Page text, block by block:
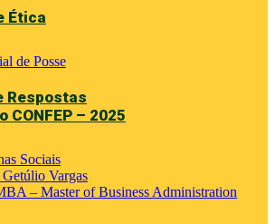
Ética
de Posse
Respostas
CONFEP – 2025
Sociais
Vargas
– Master of Business Administration